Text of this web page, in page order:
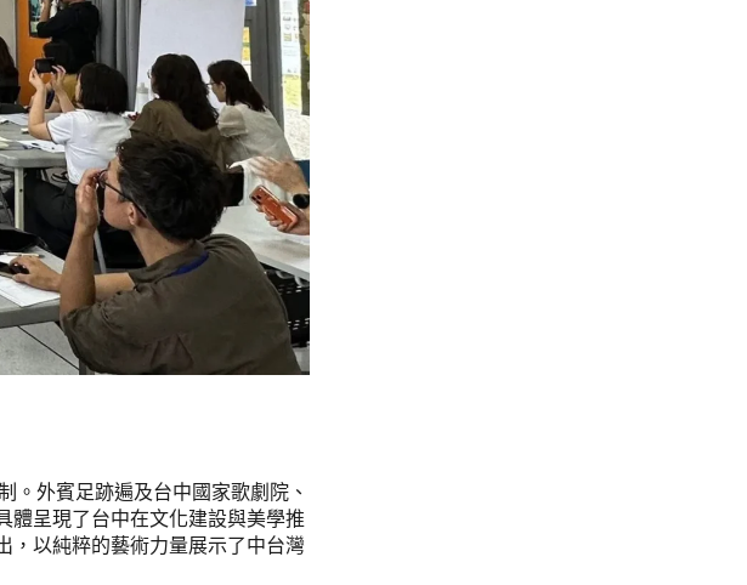
。外賓足跡遍及台中國家歌劇院、
體呈現了台中在文化建設與美學推
，以純粹的藝術力量展示了中台灣